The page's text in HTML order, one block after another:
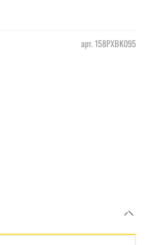
арт.158PXBK095